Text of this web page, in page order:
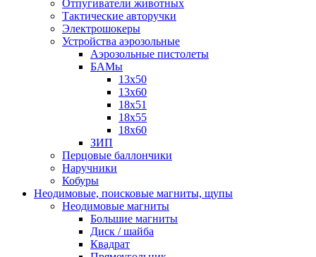
Отпугиватели животных
Тактические авторучки
Электрошокеры
Устройства аэрозольные
Аэрозольные пистолеты
БАМы
13х50
13х60
18х51
18х55
18х60
ЗИП
Перцовые баллончики
Наручники
Кобуры
Неодимовые, поисковые магниты, щупы
Неодимовые магниты
Большие магниты
Диск / шайба
Квадрат